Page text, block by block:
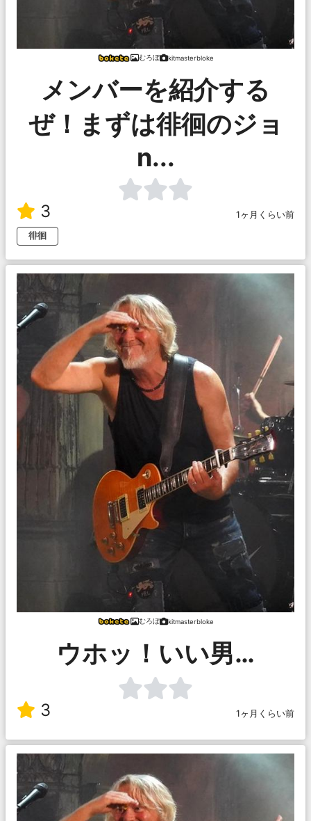
むろぼ kitmasterbloke
メンバーを紹介する
ぜ！まずは徘徊のジョ
n...
3
1ヶ月くらい前
徘徊
むろぼ kitmasterbloke
ウホッ！いい男…
3 1ヶ月くらい前